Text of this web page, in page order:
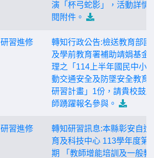
演「杯弓蛇影」，活動詳情
閱附件。
研習進修
轉知行政公告:檢送教育部國
及學前教育署補助靖娟基金
理之「114上半年國民中小
動交通安全及防墜安全教育
研習計畫」1份，請貴校鼓
師踴躍報名參與。
研習進修
轉知研習訊息:本縣彰安自造
育及科技中心 113學年度第
期 「教師增能培訓及一般教